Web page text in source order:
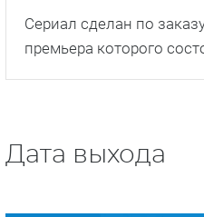
Сериал сделан по
премьера которого
Дата выхода